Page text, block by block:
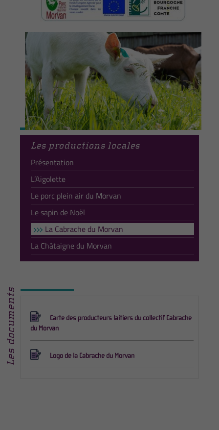
Les productions locales
Présentation
L’Aigolette
Le porc plein air du Morvan
Le sapin de Noël
La Cabrache du Morvan
La Châtaigne du Morvan
Les documents
Carte des producteurs laitiers du collectif Cabrache
du Morvan
Logo de la Cabrache du Morvan